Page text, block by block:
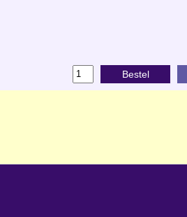
Bestel